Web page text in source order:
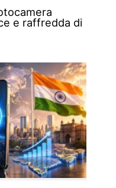
e raffredda di